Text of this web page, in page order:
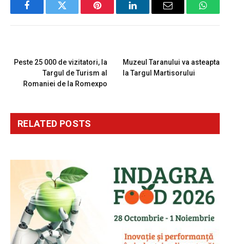
FacebookTwitter Pinterest LinkedInEmail
Peste 25 000 de vizitatori, la
Targul de Turism al
Romaniei de la Romexpo
Muzeul Taranului va asteapta
la Targul Martisorului
RELATED POSTS